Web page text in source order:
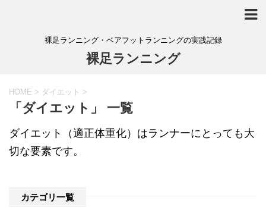
裸足ランニング・ベアフットランニングの実践記録
裸足ランニング
HOME > ダイエット >
「ダイエット」 一覧
ダイエット（適正体重化）はランナーにとっても大
切な要素です。
カテゴリ一覧